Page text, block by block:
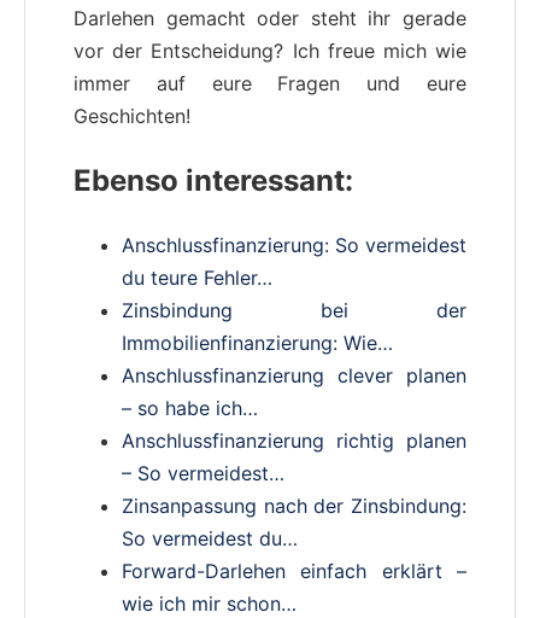
Darlehen gemacht oder steht ihr gerade
vor der Entscheidung? Ich freue mich wie
immer auf eure Fragen und eure
Geschichten!
Ebenso interessant:
Anschlussfinanzierung: So vermeidest
du teure Fehler…
Zinsbindung bei der
Immobilienfinanzierung: Wie…
Anschlussfinanzierung clever planen
– so habe ich…
Anschlussfinanzierung richtig planen
– So vermeidest…
Zinsanpassung nach der Zinsbindung:
So vermeidest du…
Forward-Darlehen einfach erklärt –
wie ich mir schon…